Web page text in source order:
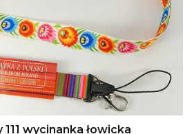
wycinanka łowicka